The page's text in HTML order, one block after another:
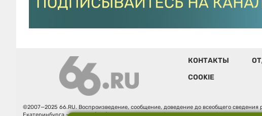
КОНТАКТЫ
COOKIE
©2007—2025 66.RU. Воспроизведение, сообщение, доведение до всеобщего